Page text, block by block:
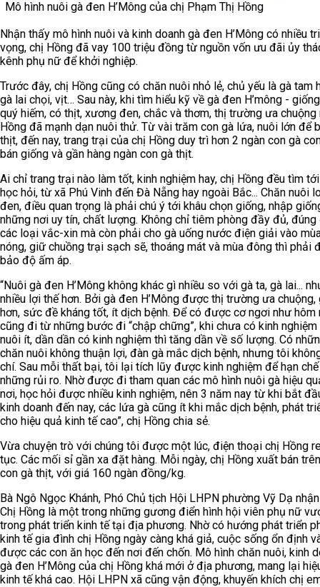
Mô hình nuôi gà đen H’Mông của chị Phạm Thị Hồng
Nhận thấy mô hình nuôi và kinh doanh gà đen H’Mông có nhiều
vọng, chị Hồng đã vay 100 triệu đồng từ nguồn vốn ưu đãi ủy
kênh phụ nữ để khởi nghiệp.
Trước đây, chị Hồng cũng có chăn nuôi nhỏ lẻ, chủ yếu là gà tam
gà lai chọi, vịt… Sau này, khi tìm hiểu kỹ về gà đen H’mông -
quý hiếm, có thịt, xương đen, chắc và thơm, thị trường ưa chuộng
Hồng đã mạnh dạn nuôi thử. Từ vài trăm con gà lứa, nuôi lớn để
thịt, đến nay, trang trại của chị Hồng duy trì hơn 2 ngàn con gà
bán giống và gần hàng ngàn con gà thịt.
Ai chỉ trang trại nào làm tốt, kinh nghiệm hay, chị Hồng đều tìm
học hỏi, từ xã Phú Vinh đến Đà Nẵng hay ngoài Bắc... Chăn nuôi
đen, điều quan trọng là phải chú ý tới khâu chọn giống, nhập
những nơi uy tín, chất lượng. Không chỉ tiêm phòng đầy đủ, đúng
các loại vắc-xin mà còn phải cho gà uống nước điện giải vào
nóng, giữ chuồng trại sạch sẽ, thoáng mát và mùa đông thì phải
bảo độ ấm áp.
“Nuôi gà đen H’Mông không khác gì nhiều so với gà ta, gà lai...
nhiều lợi thế hơn. Bởi gà đen H’Mông được thị trường ưa chuộng,
hơn, sức đề kháng tốt, ít dịch bệnh. Để có được cơ ngơi như hôm
cũng đi từ những bước đi “chập chững”, khi chưa có kinh nghiệm
nuôi ít, dần dần có kinh nghiệm thì tăng dần về số lượng. Có
chăn nuôi không thuận lợi, đàn gà mắc dịch bệnh, nhưng tôi
chí. Sau mỗi thất bại, tôi lại tích lũy được kinh nghiệm để hạn
những rủi ro. Nhờ được đi tham quan các mô hình nuôi gà hiệu
nơi, học hỏi được nhiều kinh nghiệm, nên 3 năm nay từ khi bắt
kinh doanh đến nay, các lứa gà cũng ít khi mắc dịch bệnh, phát
cho hiệu quả kinh tế cao”, chị Hồng chia sẻ.
Vừa chuyện trò với chúng tôi được một lúc, điện thoại chị Hồng
tục. Các mối sỉ gần xa đặt hàng. Mỗi ngày, chị Hồng xuất bán
con gà thịt, với giá 160 ngàn đồng/kg.
Bà Ngô Ngọc Khánh, Phó Chủ tịch Hội LHPN phường Vỹ Dạ
Chị Hồng là một trong những gương điển hình hội viên phụ nữ
trong phát triển kinh tế tại địa phương. Nhờ có hướng phát triển
kinh tế gia đình chị Hồng ngày càng khá giả, cuộc sống ổn định
được các con ăn học đến nơi đến chốn. Mô hình chăn nuôi, kinh
gà đen H’Mông của chị Hồng khá mới ở địa phương, mang lại
kinh tế khá cao. Hội LHPN xã cũng vận động, khuyến khích chị